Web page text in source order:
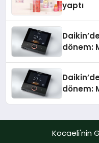
yaptı
dönem:
dönem:
Kocaeli'nin